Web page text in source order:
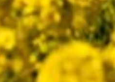
iPad mini 5用にコンパクトな
アプリ紹介